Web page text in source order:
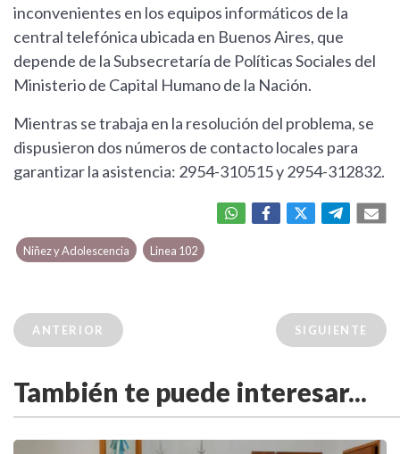
inconvenientes en los equipos informáticos de la
central telefónica ubicada en Buenos Aires, que
depende de la Subsecretaría de Políticas Sociales del
Ministerio de Capital Humano de la Nación.
Mientras se trabaja en la resolución del problema, se
dispusieron dos números de contacto locales para
garantizar la asistencia: 2954-310515 y 2954-312832.
Niñez y Adolescencia Linea 102
ANTERIOR SIGUIENTE
También te puede interesar...